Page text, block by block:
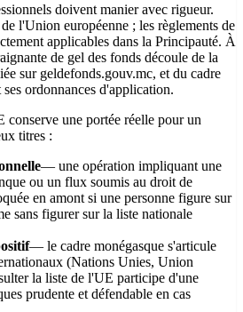
doivent manier avec rigueur.
l'Union européenne ; les règlements de
applicables dans la Principauté. À
de gel des fonds découle de la
sur geldefonds.gouv.mc, et du cadre
ordonnances d'application.
conserve une portée réelle pour un
titres :
— une opération impliquant une
ou un flux soumis au droit de
en amont si une personne figure sur
sans figurer sur la liste nationale
— le cadre monégasque s'articule
(Nations Unies, Union
la liste de l'UE participe d'une
prudente et défendable en cas